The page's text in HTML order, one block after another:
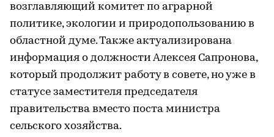
возглавляющий комитет по аграрной
политике, экологии и природопользованию в
областной думе. Также актуализирована
информация о должности Алексея Сапронова,
который продолжит работу в совете, но уже в
статусе заместителя председателя
правительства вместо поста министра
сельского хозяйства.